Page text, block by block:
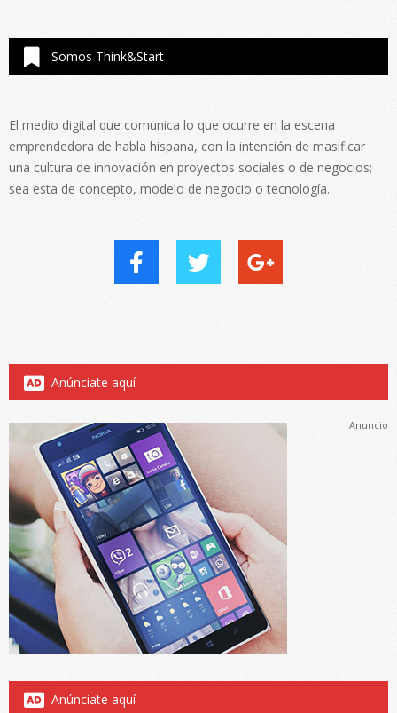
Somos Think&Start
El medio digital que comunica lo que ocurre en la escena
emprendedora de habla hispana, con la intención de masificar
una cultura de innovación en proyectos sociales o de negocios;
sea esta de concepto, modelo de negocio o tecnología.
Anúnciate aquí
Anuncio
Anúnciate aquí